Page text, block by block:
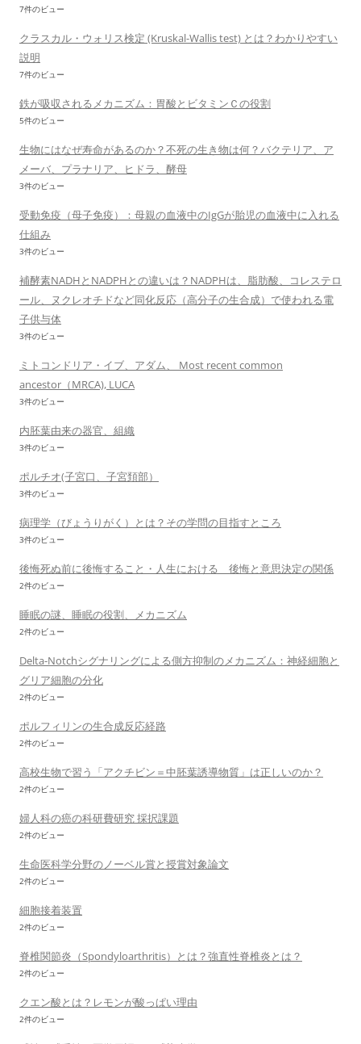
7件のビュー
クラスカル・ウォリス検定 (Kruskal-Wallis test) とは？わかりやすい
説明
7件のビュー
鉄が吸収されるメカニズム：胃酸とビタミンＣの役割
5件のビュー
生物にはなぜ寿命があるのか？不死の生き物は何？バクテリア、ア
メーバ、プラナリア、ヒドラ、酵母
3件のビュー
受動免疫（母子免疫）：母親の血液中のIgGが胎児の血液中に入れる
仕組み
3件のビュー
補酵素NADHとNADPHとの違いは？NADPHは、脂肪酸、コレステロ
ール、ヌクレオチドなど同化反応（高分子の生合成）で使われる電
子供与体
3件のビュー
ミトコンドリア・イブ、アダム、 Most recent common
ancestor（MRCA), LUCA
3件のビュー
内胚葉由来の器官、組織
3件のビュー
ポルチオ(子宮口、子宮頚部）
3件のビュー
病理学（びょうりがく）とは？その学問の目指すところ
3件のビュー
後悔死ぬ前に後悔すること・人生における 後悔と意思決定の関係
2件のビュー
睡眠の謎、睡眠の役割、メカニズム
2件のビュー
Delta-Notchシグナリングによる側方抑制のメカニズム：神経細胞と
グリア細胞の分化
2件のビュー
ポルフィリンの生合成反応経路
2件のビュー
高校生物で習う「アクチビン＝中胚葉誘導物質」は正しいのか？
2件のビュー
婦人科の癌の科研費研究 採択課題
2件のビュー
生命医科学分野のノーベル賞と授賞対象論文
2件のビュー
細胞接着装置
2件のビュー
脊椎関節炎（Spondyloarthritis）とは？強直性脊椎炎とは？
2件のビュー
クエン酸とは？レモンが酸っぱい理由
2件のビュー